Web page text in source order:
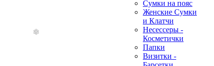
Сумки на пояс
Женские Сумки
и Клатчи
Несессеры -
Косметички
Папки
Визитки -